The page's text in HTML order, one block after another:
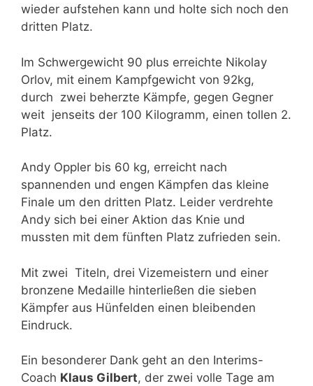
wieder aufstehen kann und holte sich noch den
dritten Platz.
Im Schwergewicht 90 plus erreichte Nikolay
Orlov, mit einem Kampfgewicht von 92kg,
durch zwei beherzte Kämpfe, gegen Gegner
weit jenseits der 100 Kilogramm, einen tollen 2.
Platz.
Andy Oppler bis 60 kg, erreicht nach
spannenden und engen Kämpfen das kleine
Finale um den dritten Platz. Leider verdrehte
Andy sich bei einer Aktion das Knie und
mussten mit dem fünften Platz zufrieden sein.
Mit zwei Titeln, drei Vizemeistern und einer
bronzene Medaille hinterließen die sieben
Kämpfer aus Hünfelden einen bleibenden
Eindruck.
Ein besonderer Dank geht an den Interims-
Coach Klaus Gilbert, der zwei volle Tage am